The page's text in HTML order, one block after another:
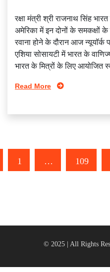
रक्षा मंत्री श्री राजनाथ सिंह
अमेरिका में इन दोनों के समकक्षों
रवाना होने के दौरान आज न्‍यूयॉर्क
एशिया सोसायटी में भारत के
भारत के मित्रों के लिए आयोजित
Read More
1 … 109
© 2025 | All Rights